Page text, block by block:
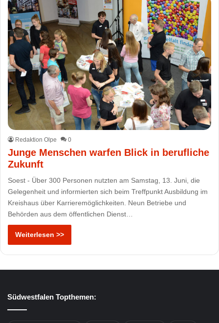
Redaktion Olpe 0
Junge Menschen warfen Blick in berufliche
Zukunft
Soest - Über 300 Personen nutzten am Samstag, 13. Juni, die
Gelegenheit und informierten sich beim Treffpunkt Ausbildung im
Kreishaus über Karrieremöglichkeiten. Neun Betriebe und
Behörden aus dem öffentlichen Dienst…
Weiterlesen >>
Südwestfalen Topthemen: